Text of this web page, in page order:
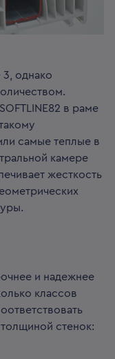
однако
в раме
самые теплые в
камере
жесткость
и надежнее
классов
стенок: